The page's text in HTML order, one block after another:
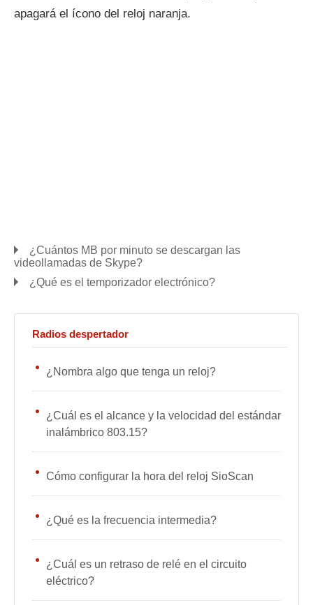
apagará el ícono del reloj naranja.
¿Cuántos MB por minuto se descargan las
videollamadas de Skype?
¿Qué es el temporizador electrónico?
Radios despertador
¿Nombra algo que tenga un reloj?
¿Cuál es el alcance y la velocidad del estándar
inalámbrico 803.15?
Cómo configurar la hora del reloj SioScan
¿Qué es la frecuencia intermedia?
¿Cuál es un retraso de relé en el circuito
eléctrico?